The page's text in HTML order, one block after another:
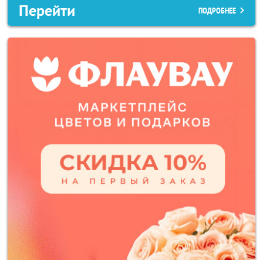
Перейти ПОДРОБНЕЕ